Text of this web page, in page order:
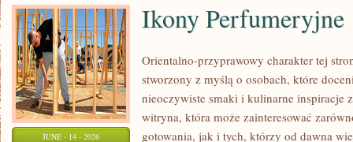
JUNE - 14 - 2026
Ikony Perfumeryjne
Orientalno-przyprawowy charakter tej
stworzony z myślą o osobach, które
nieoczywiste smaki i kulinarne inspiracje
witryna, która może zainteresować
gotowania, jak i tych, którzy od dawna